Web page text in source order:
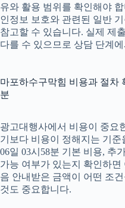
유와 활용 범위를 확인해야 합
인정보 보호와 관련된 일반
참고할 수 있습니다. 실제 제
다를 수 있으므로 상담 단계
마포하수구막힘 비용과 절차
분
광고대행사에서 비용이 중요
기보다 비용이 정해지는 기준
06일 03시58분 기본 비용, 추
가능 여부가 있는지 확인하면
음 안내받은 금액이 어떤 조
것도 중요합니다.